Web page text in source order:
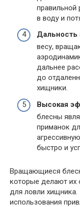
правильной
в воду и
Дальность
весу,
дальнее
до
хищники.
Высокая
блесны
приманок
быстро и
Вращающиеся
которые делают их
для ловли
использования